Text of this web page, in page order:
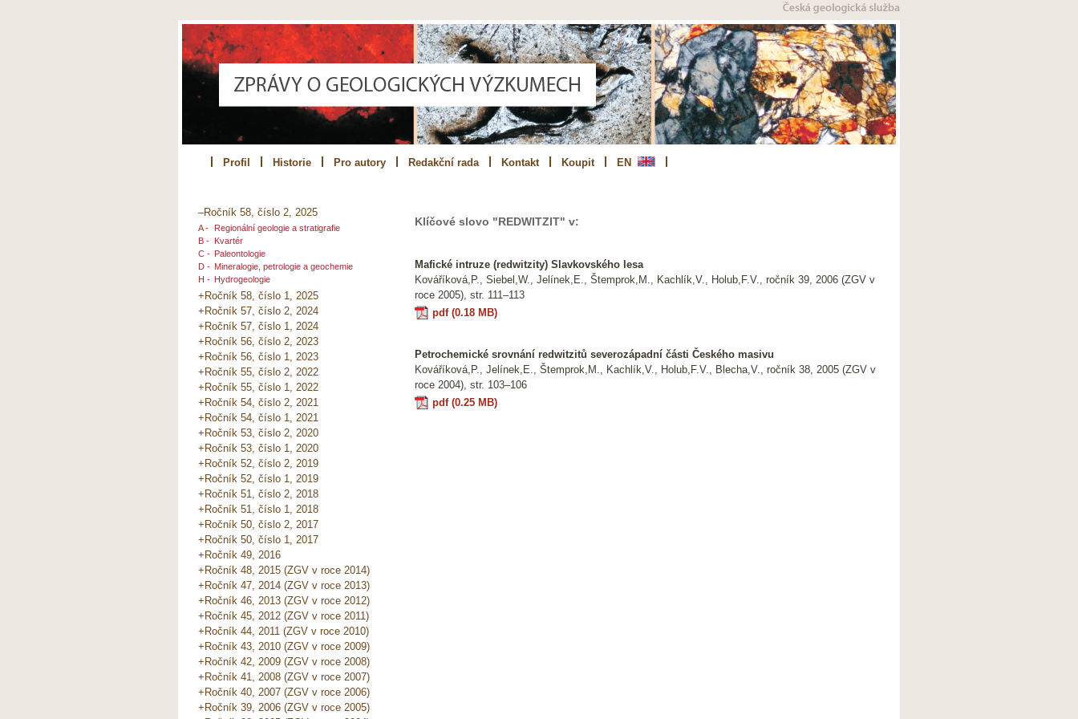
Profil Historie Pro autory Redakční rada Kontakt Koupit EN
–Ročník 58, číslo 2, 2025
A -
Regionální geologie a stratigrafie
B - Kvartér
C - Paleontologie
D - Mineralogie, petrologie a geochemie
H - Hydrogeologie
+Ročník 58, číslo 1, 2025
+Ročník 57, číslo 2, 2024
+Ročník 57, číslo 1, 2024
+Ročník 56, číslo 2, 2023
+Ročník 56, číslo 1, 2023
+Ročník 55, číslo 2, 2022
+Ročník 55, číslo 1, 2022
+Ročník 54, číslo 2, 2021
+Ročník 54, číslo 1, 2021
+Ročník 53, číslo 2, 2020
+Ročník 53, číslo 1, 2020
+Ročník 52, číslo 2, 2019
+Ročník 52, číslo 1, 2019
+Ročník 51, číslo 2, 2018
+Ročník 51, číslo 1, 2018
+Ročník 50, číslo 2, 2017
+Ročník 50, číslo 1, 2017
+Ročník 49, 2016
+Ročník 48, 2015 (ZGV v roce 2014)
+Ročník 47, 2014 (ZGV v roce 2013)
+Ročník 46, 2013 (ZGV v roce 2012)
+Ročník 45, 2012 (ZGV v roce 2011)
+Ročník 44, 2011 (ZGV v roce 2010)
+Ročník 43, 2010 (ZGV v roce 2009)
+Ročník 42, 2009 (ZGV v roce 2008)
+Ročník 41, 2008 (ZGV v roce 2007)
+Ročník 40, 2007 (ZGV v roce 2006)
+Ročník 39, 2006 (ZGV v roce 2005)
Klíčové slovo "REDWITZIT" v:
Mafické intruze (redwitzity) Slavkovského lesa
Kováříková,P., Siebel,W., Jelínek,E., Štemprok,M., Kachlík,V., Holub,F.V., ročník 39, 2006 (ZGV v
roce 2005), str. 111–113
pdf (0.18 MB)
Petrochemické srovnání redwitzitů severozápadní části Českého masivu
Kováříková,P., Jelínek,E., Štemprok,M., Kachlík,V., Holub,F.V., Blecha,V., ročník 38, 2005 (ZGV v
roce 2004), str. 103–106
pdf (0.25 MB)